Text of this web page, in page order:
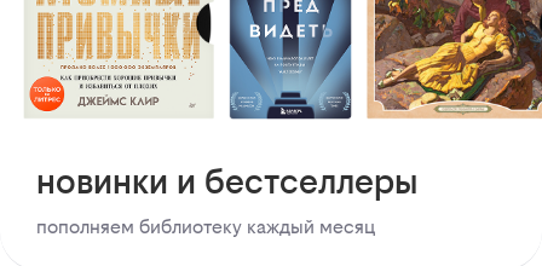
новинки и бестселлеры
пополняем библиотеку каждый месяц